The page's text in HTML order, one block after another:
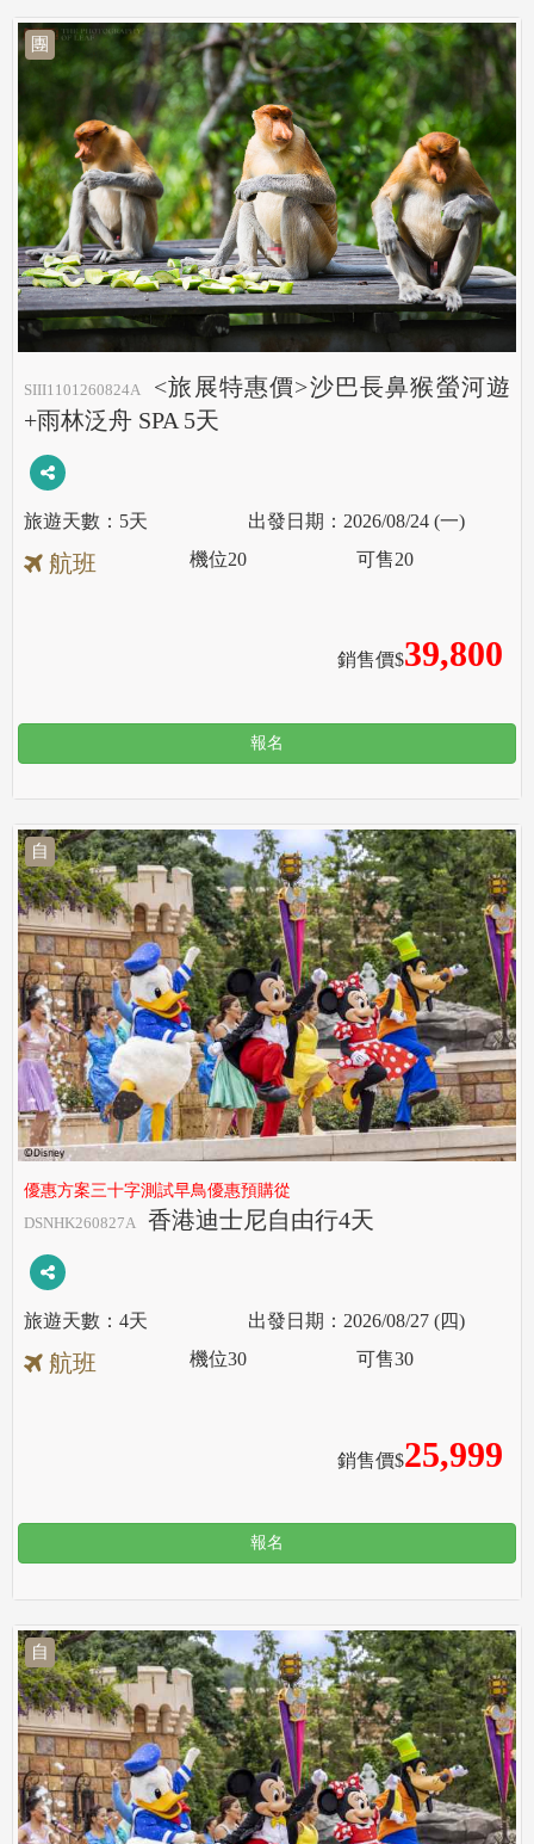
團
SIII1101260824A
<旅展特惠價>沙巴長鼻猴螢河遊
+雨林泛舟 SPA 5天
5天 2026/08/24 (一)
航班
銷售價$39,800
機位20 可售20
報名
自
優惠方案三十字測試早鳥優惠預購從
DSNHK260827A
香港迪士尼自由行4天
4天 2026/08/27 (四)
航班
銷售價$25,999
機位30 可售30
報名
自